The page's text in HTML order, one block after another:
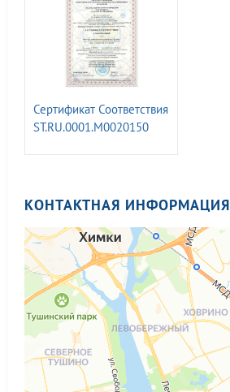
фотолюм.материалов.
ГОСТ 34428-2018
Сертификат Соответствия
ST.RU.0001.M0020150
КОНТАКТНАЯ ИНФОРМАЦИЯ